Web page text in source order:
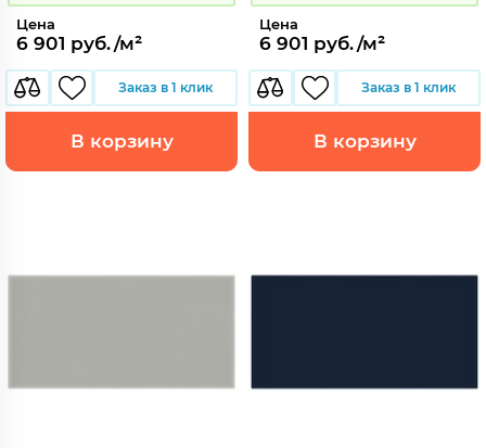
Цена
6 901 руб./м²
Заказ в 1 клик
В корзину
Цена
6 901 руб./м²
Заказ в 1 клик
В корзину